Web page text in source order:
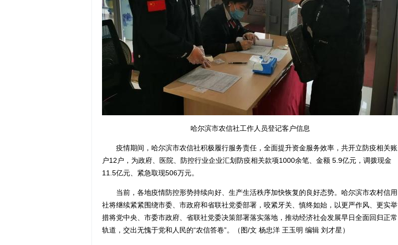
哈尔滨市农信社工作人员登记客户信息
疫情期间，哈尔滨市农信社积极履行服务责任，全面提升资金服务效率，共开立防疫相关账
户12户，为政府、医院、防控行业企业汇划防疫相关款项1000余笔、金额 5.9亿元，调拨现金
11.5亿元、紧急取现506万元。
当前，各地疫情防控形势持续向好、生产生活秩序加快恢复的良好态势。哈尔滨市农村信用
社将继续紧紧围绕市委、市政府和省联社党委部署，咬紧牙关、慎终如始，以更严作风、更实举
措将党中央、市委市政府、省联社党委决策部署落实落地，推动经济社会发展早日全面回归正常
轨道，交出无愧于党和人民的“农信答卷”。（图/文 杨忠洋 王玉明 编辑 刘才星）